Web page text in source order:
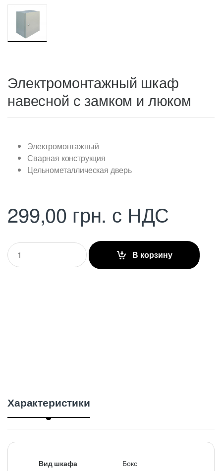
Электромонтажный шкаф
навесной с замком и люком
Электромонтажный
Сварная конструкция
Цельнометаллическая дверь
299,00 грн. с НДС
Q
u
В корзину
Характеристики
Вид шкафа Бокс